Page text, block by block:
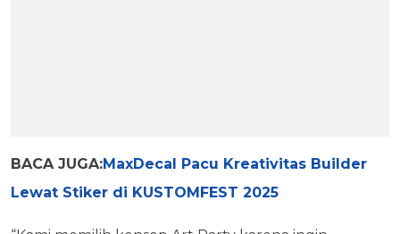
BACA JUGA:MaxDecal Pacu Kreativitas Builder
Lewat Stiker di KUSTOMFEST 2025